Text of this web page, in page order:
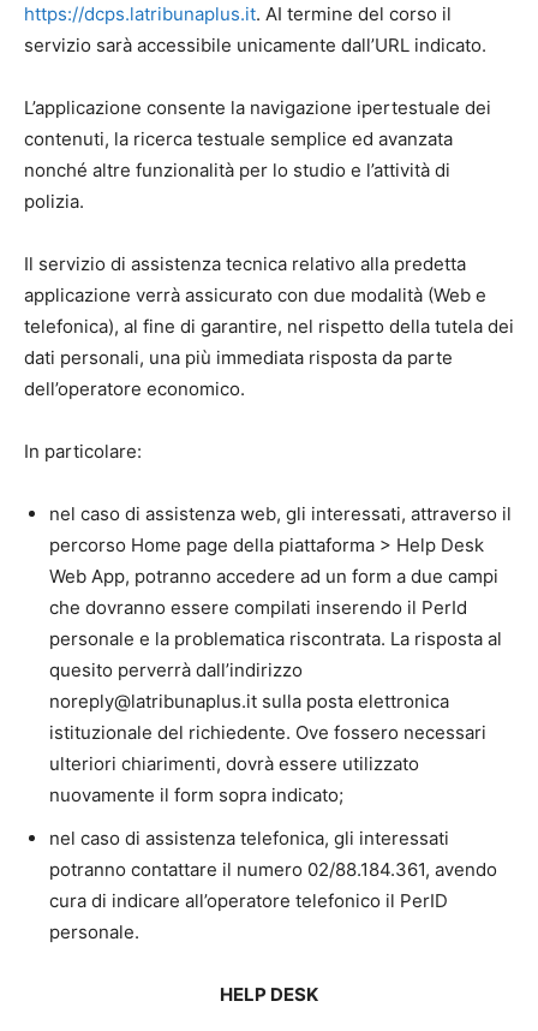
https://dcps.latribunaplus.it. AI termine del corso il
servizio sarà accessibile unicamente dall’URL indicato.
L’applicazione consente la navigazione ipertestuale dei
contenuti, la ricerca testuale semplice ed avanzata
nonché altre funzionalità per lo studio e l’attività di
polizia.
Il servizio di assistenza tecnica relativo alla predetta
applicazione verrà assicurato con due modalità (Web e
telefonica), al fine di garantire, nel rispetto della tutela dei
dati personali, una più immediata risposta da parte
dell’operatore economico.
In particolare:
nel caso di assistenza web, gli interessati, attraverso il
percorso Home page della piattaforma > Help Desk
Web App, potranno accedere ad un form a due campi
che dovranno essere compilati inserendo il PerId
personale e la problematica riscontrata. La risposta al
quesito perverrà dall’indirizzo
noreply@latribunaplus.it sulla posta elettronica
istituzionale del richiedente. Ove fossero necessari
ulteriori chiarimenti, dovrà essere utilizzato
nuovamente il form sopra indicato;
nel caso di assistenza telefonica, gli interessati
potranno contattare il numero 02/88.184.361, avendo
cura di indicare all’operatore telefonico il PerID
personale.
HELP DESK